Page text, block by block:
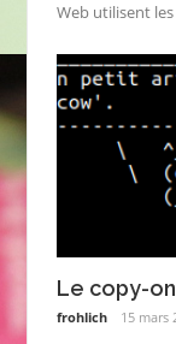
Web utilisent
Le copy-
frohlich 15 mars